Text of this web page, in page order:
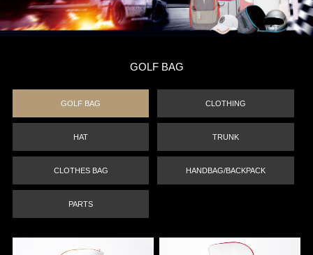
GOLF BAG
GOLF BAG CLOTHING
HAT TRUNK
CLOTHES BAG HANDBAG/BACKPACK
PARTS